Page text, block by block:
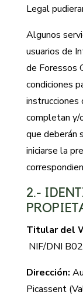
Legal
Algunos
usuarios de
de Foressos
condiciones
instrucciones
completan y/
que deberán
iniciarse la
2.-
Titular del
NIF/DNI
Dirección:
Picassent